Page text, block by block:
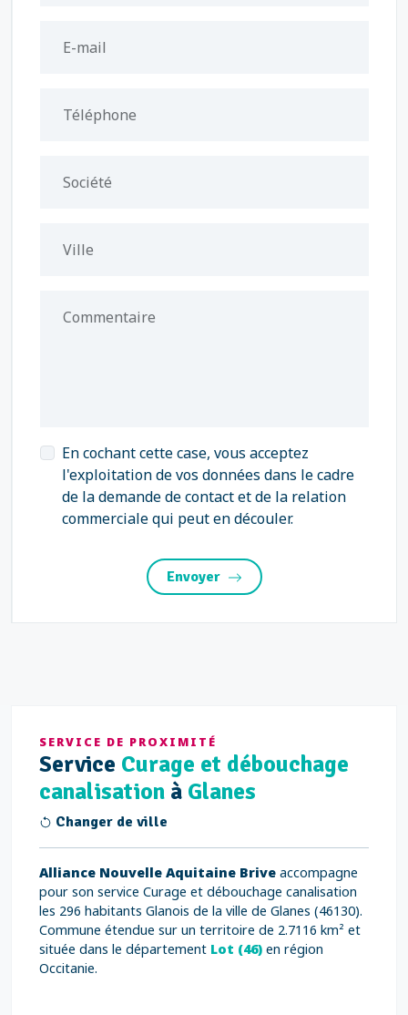
E-mail
Téléphone
Société
Ville
Commentaire
En cochant cette case, vous acceptez
l'exploitation de vos données dans le cadre
de la demande de contact et de la relation
commerciale qui peut en découler.
Envoyer
SERVICE DE PROXIMITÉ
Service Curage et débouchage
canalisation à Glanes
Changer de ville
Alliance Nouvelle Aquitaine Brive accompagne
pour son service Curage et débouchage canalisation
les 296 habitants Glanois de la ville de Glanes (46130).
Commune étendue sur un territoire de 2.7116 km² et
située dans le département Lot (46) en région
Occitanie.